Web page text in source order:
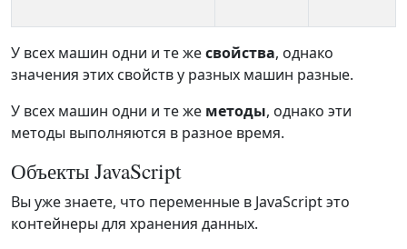
У всех машин одни и те жесвойства, однако
значения этих свойств у разных машин разные.
У всех машин одни и те же методы, однако эти
методы выполняются в разное время.
Объекты JavaScript
Вы уже знаете, что переменные в JavaScript это
контейнеры для хранения данных.